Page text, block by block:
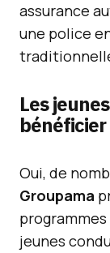
assurance
une police
Les
Oui, de
Groupama
jeunes